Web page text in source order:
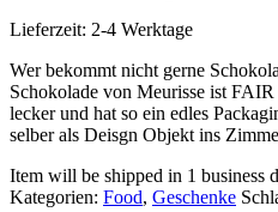
Lieferzeit: 2-4 Werktage
Wer bekommt nicht gerne
Schokolade von Meurisse ist
lecker und hat so ein edles
selber als Deisgn Objekt ins
Item will be shipped in 1 business
Kategorien: Food, Geschenke